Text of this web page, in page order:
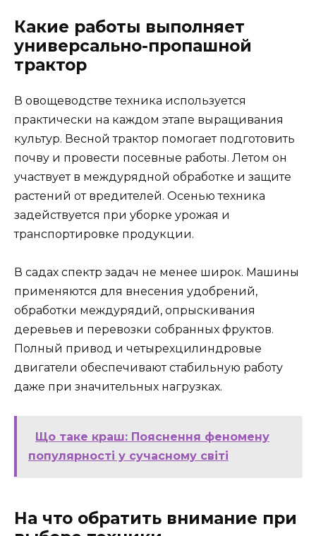
Какие работы выполняет
универсально-пропашной
трактор
В овощеводстве техника используется
практически на каждом этапе выращивания
культур. Весной трактор помогает подготовить
почву и провести посевные работы. Летом он
участвует в междурядной обработке и защите
растений от вредителей. Осенью техника
задействуется при уборке урожая и
транспортировке продукции.
В садах спектр задач не менее широк. Машины
применяются для внесения удобрений,
обработки междурядий, опрыскивания
деревьев и перевозки собранных фруктов.
Полный привод и четырехцилиндровые
двигатели обеспечивают стабильную работу
даже при значительных нагрузках.
Що таке краш: Пояснення феномену
популярності у сучасному світі
На что обратить внимание при